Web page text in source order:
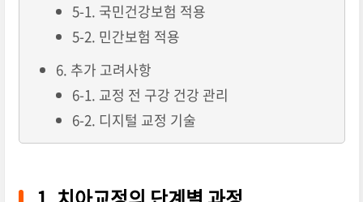
5-1. 국민건강보험 적용
5-2. 민간보험 적용
6. 추가 고려사항
6-1. 교정 전 구강 건강 관리
6-2. 디지털 교정 기술